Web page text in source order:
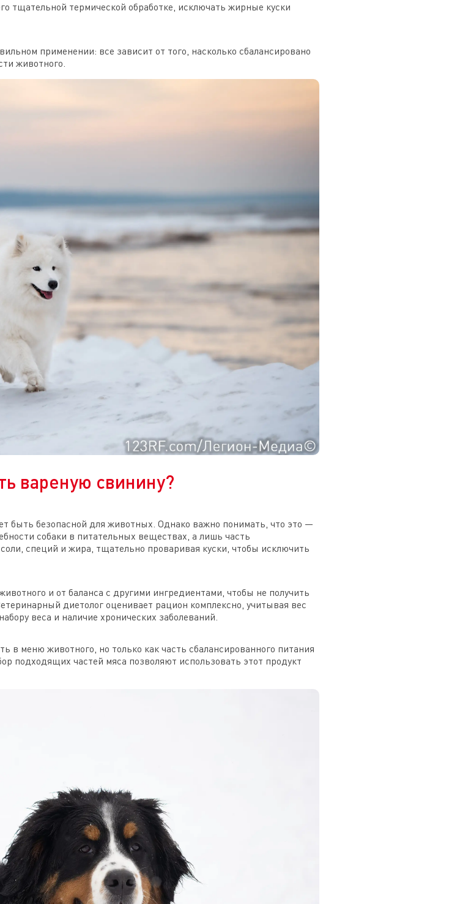
тщательной термической обработке, исключать жирные куски
применении: все зависит от того, насколько сбалансировано
животного.
вареную свинину?
быть безопасной для животных. Однако важно понимать, что это —
собаки в питательных веществах, а лишь часть
специй и жира, тщательно проваривая куски, чтобы исключить
и от баланса с другими ингредиентами, чтобы не получить
диетолог оценивает рацион комплексно, учитывая вес
веса и наличие хронических заболеваний.
в меню животного, но только как часть сбалансированного питания
подходящих частей мяса позволяют использовать этот продукт